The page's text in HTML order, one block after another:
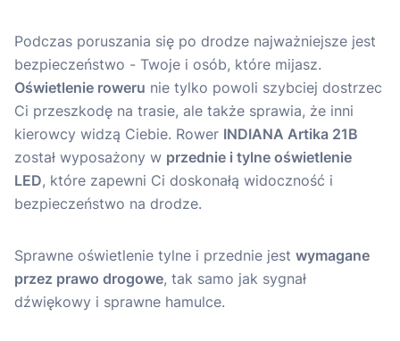
Podczas poruszania się po drodze najważniejsze jest
bezpieczeństwo - Twoje i osób, które mijasz.
Oświetlenie roweru nie tylko powoli szybciej dostrzec
Ci przeszkodę na trasie, ale także sprawia, że inni
kierowcy widzą Ciebie. Rower INDIANA Artika 21B
został wyposażony w przednie i tylne oświetlenie
LED, które zapewni Ci doskonałą widoczność i
bezpieczeństwo na drodze.
Sprawne oświetlenie tylne i przednie jest wymagane
przez prawo drogowe, tak samo jak sygnał
dźwiękowy i sprawne hamulce.